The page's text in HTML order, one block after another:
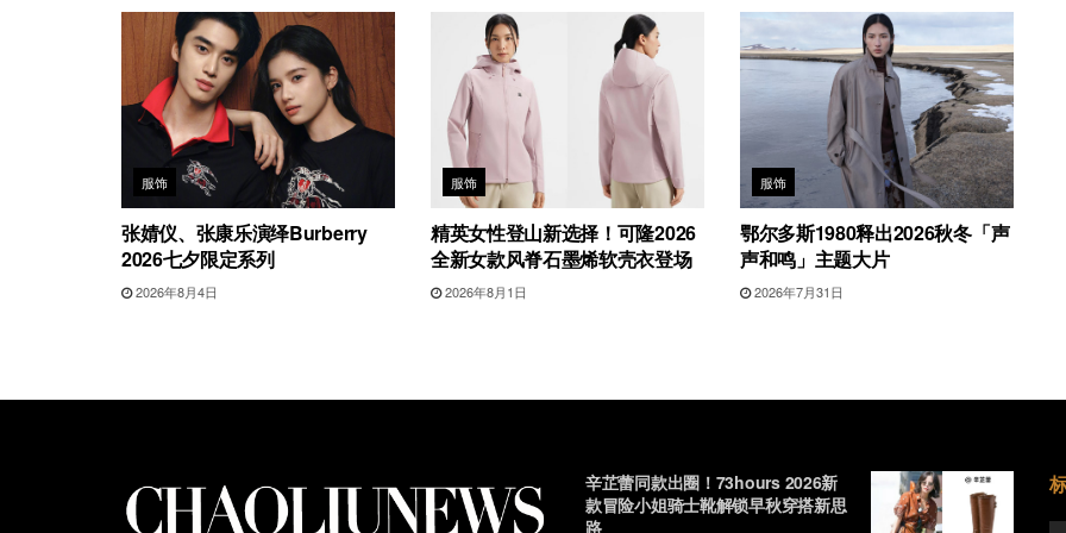
服饰
张婧仪、张康乐演绎Burberry
2026七夕限定系列
2026年8月4日
服饰
精英女性登山新选择！可隆2026
全新女款风脊石墨烯软壳衣登场
2026年8月1日
服饰
鄂尔多斯1980释出2026秋冬「声
声和鸣」主题大片
2026年7月31日
辛芷蕾同款出圈！73hours 2026新
款冒险小姐骑士靴解锁早秋穿搭新思
路